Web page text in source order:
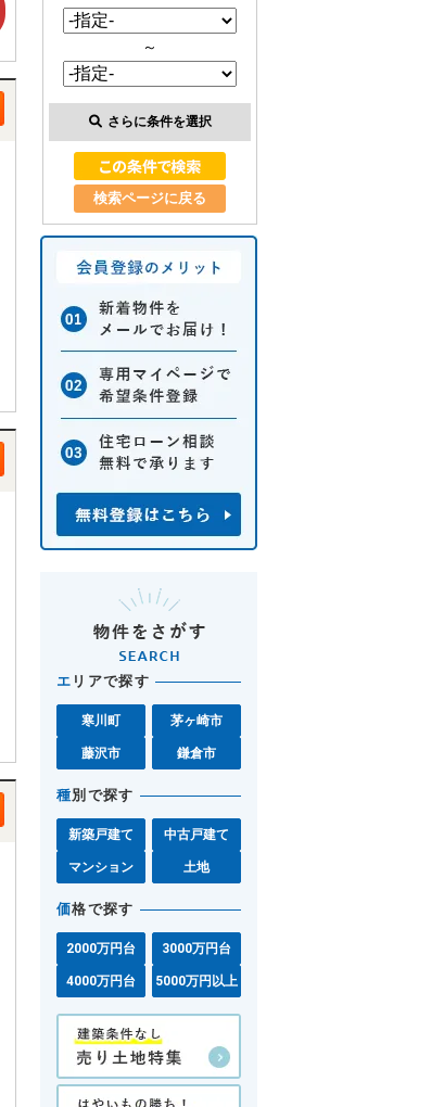
～
さらに条件を選択
検索ページに戻る
エ リアで探す
寒川町 茅ヶ崎市
藤沢市 鎌倉市
種別で探す
新築戸建て 中古戸建て
マンション 土地
価格で探す
2000万円台 3000万円台
4000万円台 5000万円以上